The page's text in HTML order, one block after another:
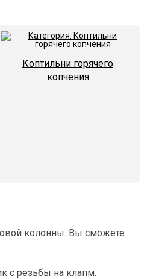
Коптильни горячего
копчения
колонны. Вы сможете
с резьбы на клапм.